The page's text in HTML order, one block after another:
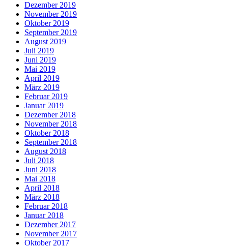
Dezember 2019
November 2019
Oktober 2019
September 2019
August 2019
Juli 2019
Juni 2019
Mai 2019
April 2019
März 2019
Februar 2019
Januar 2019
Dezember 2018
November 2018
Oktober 2018
September 2018
August 2018
Juli 2018
Juni 2018
Mai 2018
April 2018
März 2018
Februar 2018
Januar 2018
Dezember 2017
November 2017
Oktober 2017